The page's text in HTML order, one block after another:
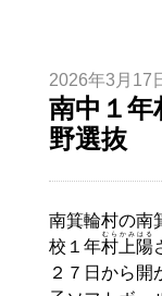
2026年3月17
南中１
野選抜
南箕輪村の南
校１年村
むら
上陽
かみはる
２７日から開